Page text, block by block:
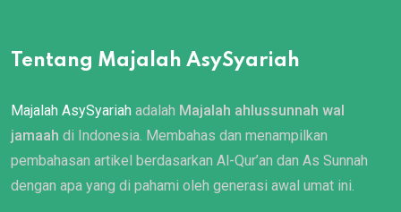
Tentang Majalah AsySyariah
Majalah AsySyariah adalah Majalah ahlussunnah wal
jamaah di Indonesia. Membahas dan menampilkan
pembahasan artikel berdasarkan Al-Qur’an dan As Sunnah
dengan apa yang di pahami oleh generasi awal umat ini.